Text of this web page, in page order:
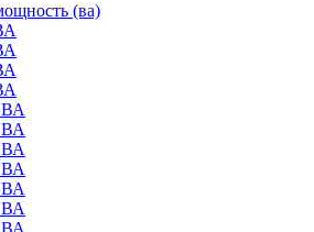
(ва)
ВА
ВА
ВА
ВА
ВА
ВА
ВА